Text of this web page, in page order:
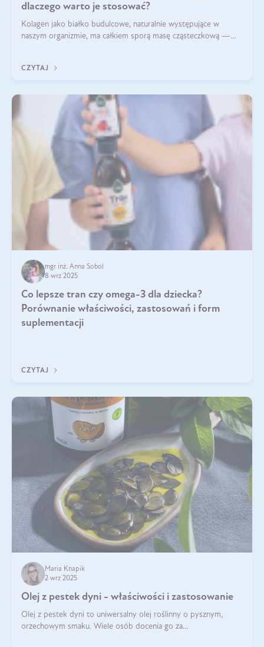
dlaczego warto je stosować?
Kolagen jako białko budulcowe, naturalnie występujące w
naszym organizmie, ma całkiem sporą masę cząsteczkową —
bardziej biodostępny
CZYTAJ
mgr inż. Anna Sobol
8 wrz 2025
Co lepsze tran czy omega-3 dla dziecka?
Porównanie właściwości, zastosowań i form
suplementacji
CZYTAJ
Maria Knapik
2 wrz 2025
Olej z pestek dyni - właściwości i zastosowanie
Olej z pestek dyni to uniwersalny olej roślinny o pysznym,
orzechowym smaku. Wiele osób docenia go za